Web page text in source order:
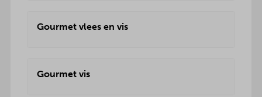
Gourmet vlees en vis
Gourmet vis